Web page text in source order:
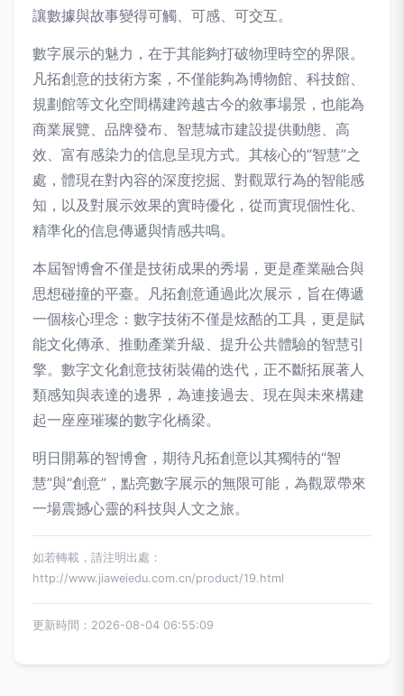
讓數據與故事變得可觸、可感、可交互。
數字展示的魅力，在于其能夠打破物理時空的界限。
凡拓創意的技術方案，不僅能夠為博物館、科技館、
規劃館等文化空間構建跨越古今的敘事場景，也能為
商業展覽、品牌發布、智慧城市建設提供動態、高
效、富有感染力的信息呈現方式。其核心的“智慧”之
處，體現在對內容的深度挖掘、對觀眾行為的智能感
知，以及對展示效果的實時優化，從而實現個性化、
精準化的信息傳遞與情感共鳴。
本屆智博會不僅是技術成果的秀場，更是產業融合與
思想碰撞的平臺。凡拓創意通過此次展示，旨在傳遞
一個核心理念：數字技術不僅是炫酷的工具，更是賦
能文化傳承、推動產業升級、提升公共體驗的智慧引
擎。數字文化創意技術裝備的迭代，正不斷拓展著人
類感知與表達的邊界，為連接過去、現在與未來構建
起一座座璀璨的數字化橋梁。
明日開幕的智博會，期待凡拓創意以其獨特的“智
慧”與“創意”，點亮數字展示的無限可能，為觀眾帶來
一場震撼心靈的科技與人文之旅。
如若轉載，請注明出處：
http://www.jiaweiedu.com.cn/product/19.html
更新時間：2026-08-04 06:55:09